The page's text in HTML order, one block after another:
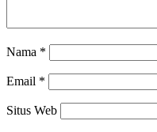
Nama *
Email *
Situs Web